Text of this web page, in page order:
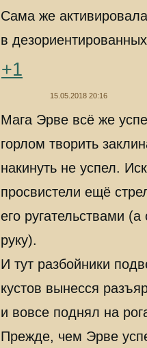
Сама же
в
+1
15.05.2018 20:16
Мага Эрве всё же
горлом творить
накинуть не успел.
просвистели ещё
его ругательствами
руку).
И тут разбойники
кустов вынесся
и вовсе поднял на
Прежде, чем Эрве